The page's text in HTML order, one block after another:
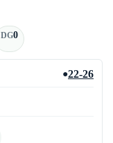
DG0
●22-26